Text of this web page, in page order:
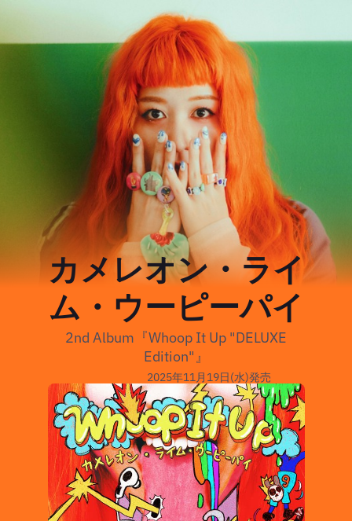
カメレオン・ライ
ム・ウーピーパイ
2nd Album『Whoop It Up "DELUXE
Edition"』
2025年11月19日(水)発売